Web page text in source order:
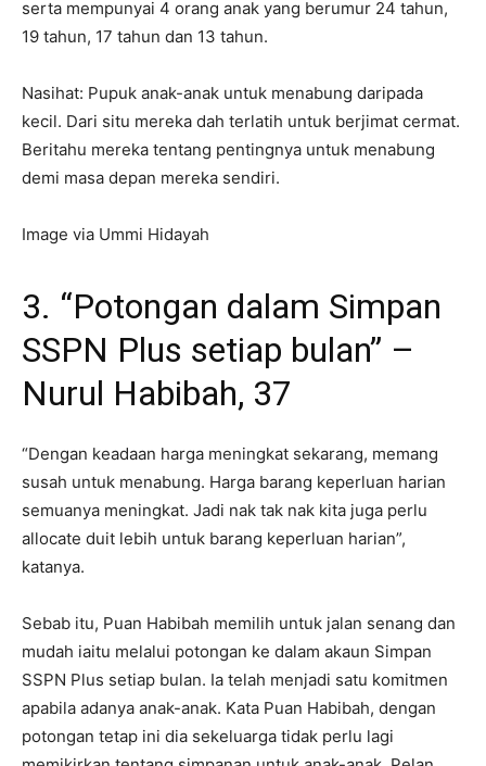
serta mempunyai 4 orang anak yang berumur 24 tahun,
19 tahun, 17 tahun dan 13 tahun.
Nasihat: Pupuk anak-anak untuk menabung daripada
kecil. Dari situ mereka dah terlatih untuk berjimat cermat.
Beritahu mereka tentang pentingnya untuk menabung
demi masa depan mereka sendiri.
Image via Ummi Hidayah
3. “Potongan dalam Simpan
SSPN Plus setiap bulan” –
Nurul Habibah, 37
“Dengan keadaan harga meningkat sekarang, memang
susah untuk menabung. Harga barang keperluan harian
semuanya meningkat. Jadi nak tak nak kita juga perlu
allocate duit lebih untuk barang keperluan harian”,
katanya.
Sebab itu, Puan Habibah memilih untuk jalan senang dan
mudah iaitu melalui potongan ke dalam akaun Simpan
SSPN Plus setiap bulan. Ia telah menjadi satu komitmen
apabila adanya anak-anak. Kata Puan Habibah, dengan
potongan tetap ini dia sekeluarga tidak perlu lagi